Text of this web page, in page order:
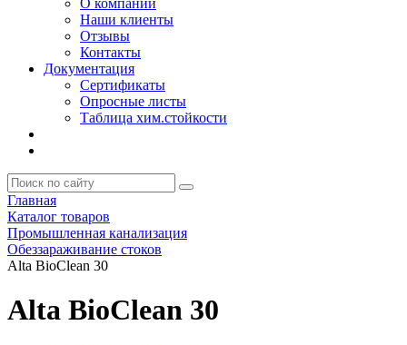
Наши клиенты
Отзывы
Контакты
Документация
Сертификаты
Опросные листы
Таблица хим.стойкости
Главная
Каталог товаров
Промышленная канализация
Обеззараживание стоков
Alta BioClean 30
Alta BioClean 30